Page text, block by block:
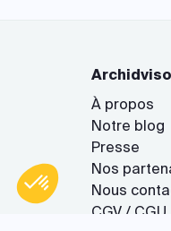
Axeptio consent
Plateforme de Gestion
Notre plateforme vous
À propos
Notre blog
Presse
Nos
Nous
CGV / CGU